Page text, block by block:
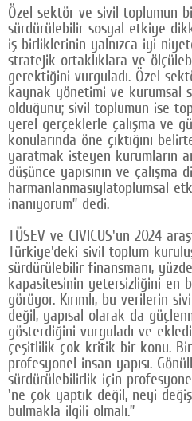
Özel sektör ve sivil toplumun
sürdürülebilir sosyal etkiye
iş birliklerinin yalnızca iyi
stratejik ortaklıklara ve
gerektiğini vurguladı. Özel
kaynak yönetimi ve kurumsal
olduğunu; sivil toplumun ise
yerel gerçeklerle çalışma ve
konularında öne çıktığını
yaratmak isteyen kurumların
düşünce yapısının ve çalışma
harmanlanmasıylatoplumsal
inanıyorum” dedi.
TÜSEV ve CIVICUS'un 2024
Türkiye'deki sivil toplum
sürdürülebilir finansmanı,
kapasitesinin yetersizliğini en
görüyor. Kırımlı, bu verilerin
değil, yapısal olarak da
gösterdiğini vurguladı ve
çeşitlilik çok kritik bir konu.
profesyonel insan yapısı.
sürdürülebilirlik için
'ne çok yaptık değil, neyi
bulmakla ilgili olmalı.”